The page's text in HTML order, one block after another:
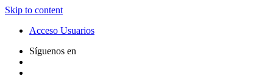
Skip to content
Acceso Usuarios
Síguenos en